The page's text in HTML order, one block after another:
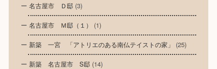
名古屋市 Ｄ邸(3)
名古屋市 Ｍ邸（１） (1)
新築 一宮 「アトリエのある南仏テイストの家」 (25)
新築 名古屋市 S邸(14)